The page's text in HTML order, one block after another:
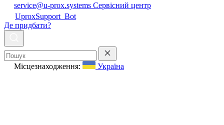
service@u-prox.systems Сервісний центр
UproxSupport_Bot
Де придбати?
Місцезнаходження: Україна